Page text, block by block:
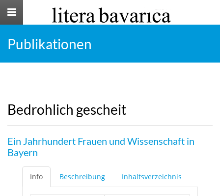
Toggle
Publikationen
Bedrohlich gescheit
Ein Jahrhundert Frauen und Wissenschaft in
Bayern
Info Beschreibung Inhaltsverzeichnis